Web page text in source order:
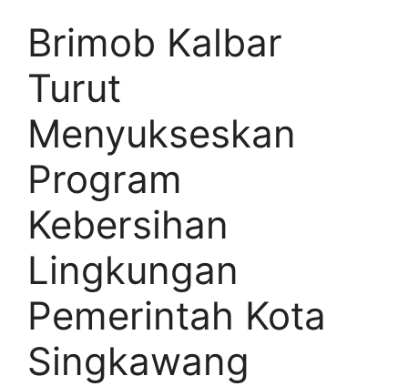
Brimob Kalbar
Turut
Menyukseskan
Program
Kebersihan
Lingkungan
Pemerintah Kota
Singkawang